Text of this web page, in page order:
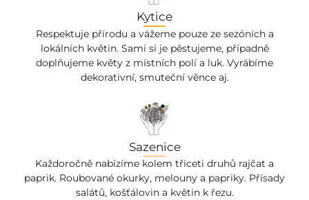
Kytice
Respektuje přírodu a vážeme pouze ze sezóních a
lokálních květin. Sami si je pěstujeme, případně
doplňujeme květy z místních polí a luk. Vyrábíme
dekorativní, smuteční věnce aj.
Sazenice
Každoročně nabízíme kolem třiceti druhů rajčat a
paprik. Roubované okurky, melouny a papriky. Přísady
salátů, košťálovin a květin k řezu.